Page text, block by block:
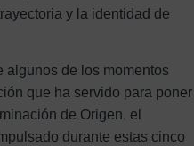
y la identidad de
algunos de los momentos
que ha servido para poner
de Origen, el
durante estas cinco